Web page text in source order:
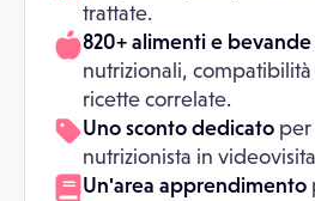
trattate.
820+ alimenti e bevande
nutrizionali,
ricette correlate.
Uno sconto dedicato per
nutrizionista in
Un'area apprendimento